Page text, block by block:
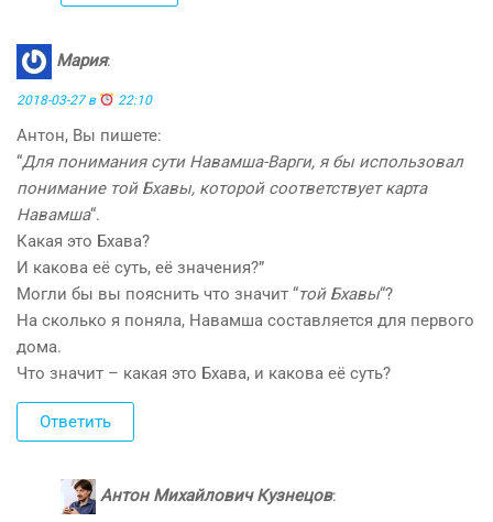
Мария:
2018-03-27 в 22:10
Антон, Вы пишете:
“Для понимания сути Навамша-Варги, я бы использовал
понимание той Бхавы, которой соответствует карта
Навамша“.
Какая это Бхава?
И какова её суть, её значения?”
Могли бы вы пояснить что значит “той Бхавы“?
На сколько я поняла, Навамша составляется для первого
дома.
Что значит – какая это Бхава, и какова её суть?
Ответить
Антон Михайлович Кузнецов: